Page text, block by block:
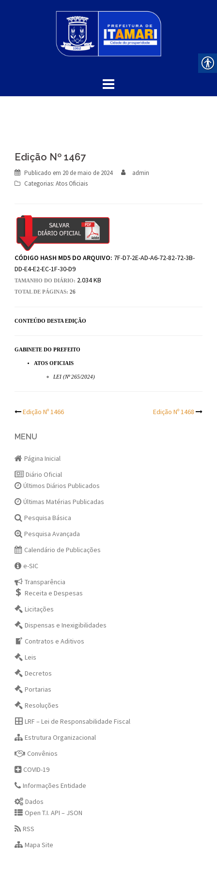
Edição Nº 1467
Publicado em 20 de maio de 2024
admin
Categorias: Atos Oficiais
CÓDIGO HASH MD5 DO ARQUIVO: 7F-D7-2E-AD-A6-72-82-72-3B-
DD-E4-E2-EC-1F-30-D9
TAMANHO DO DIÁRIO: 2.034 KB
TOTAL DE PÁGINAS: 26
CONTEÚDO DESTA EDIÇÃO
GABINETE DO PREFEITO
ATOS OFICIAIS
LEI (Nº 265/2024)
Post
navigation
Edição Nº 1466 Edição Nº 1468
MENU
Página Inicial
Diário Oficial
Últimos Diários Publicados
Últimas Matérias Publicadas
Pesquisa Básica
Pesquisa Avançada
Calendário de Publicações
e-SIC
Transparência
Receita e Despesas
Licitações
Dispensas e Inexigibilidades
Contratos e Aditivos
Leis
Decretos
Portarias
Resoluções
LRF – Lei de Responsabilidade Fiscal
Estrutura Organizacional
Convênios
COVID-19
Informações Entidade
Dados
Open T.I. API – JSON
RSS
Mapa Site